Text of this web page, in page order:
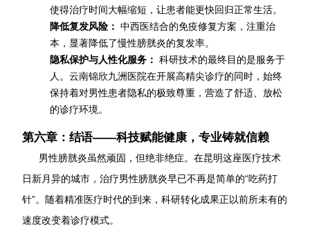
使得治疗时间大幅缩短，让患者能更快回归正常生活。
降低复发风险： 中西医结合的免疫修复方案，注重治
本，显著降低了慢性膀胱炎的复发率。
隐私保护与人性化服务： 科研技术的最终目的是服务于
人。云南锦欣九洲医院在开展高精尖诊疗的同时，始终
保持着对男性患者隐私的极致尊重，营造了舒适、放松
的诊疗环境。
第六章：结语——科技赋能健康，专业铸就信赖
男性膀胱炎虽然顽固，但绝非绝症。在昆明这座医疗技术
日新月异的城市，治疗男性膀胱炎早已不再是简单的“吃药打
针”。随着精准医疗时代的到来，科研转化成果正以前所未有的
速度改变着诊疗模式。